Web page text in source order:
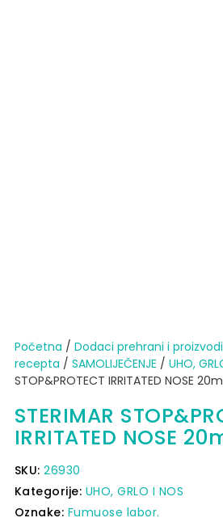
Početna / Dodaci prehrani i
recepta / SAMOLIJEČENJE / UHO,
STOP&PROTECT IRRITATED NOSE 20m
STERIMAR
IRRITATED NOSE
SKU:26930
Kategorije: UHO, GRLO I NOS
Oznake: Fumuose labor.